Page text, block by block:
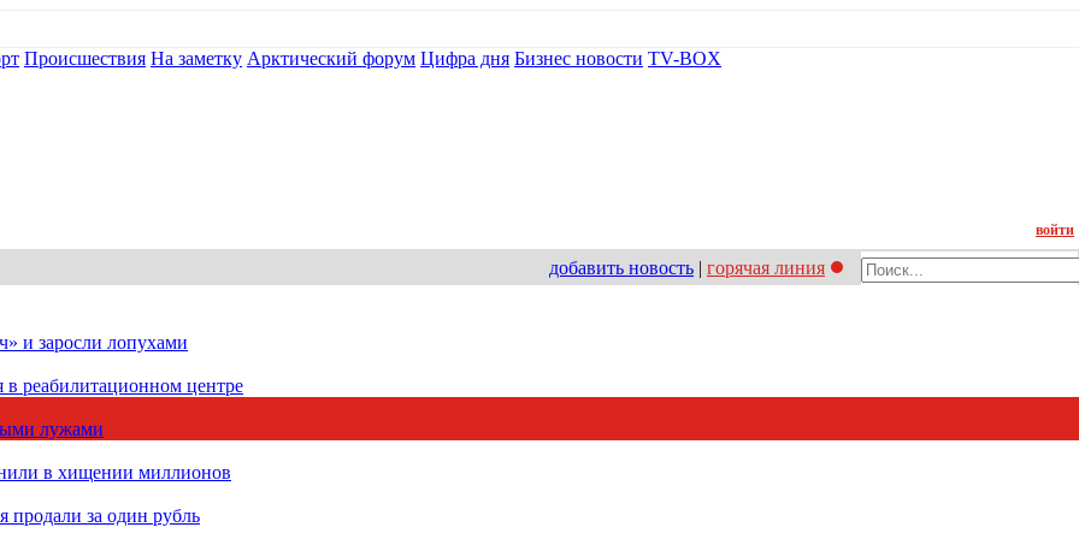
Происшествия На заметку Арктический форум Цифра дня Бизнес новости TV-BOX
войти
добавить новость | горячая линия
и заросли лопухами
реабилитационном центре
лужами
в хищении миллионов
продали за один рубль